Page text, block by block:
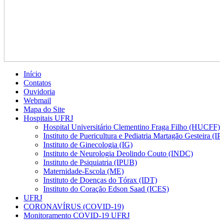
Início
Contatos
Ouvidoria
Webmail
Mapa do Site
Hospitais UFRJ
Hospital Universitário Clementino Fraga Filho (HUCFF)
Instituto de Puericultura e Pediatria Martagão Gesteira
Instituto de Ginecologia (IG)
Instituto de Neurologia Deolindo Couto (INDC)
Instituto de Psiquiatria (IPUB)
Maternidade-Escola (ME)
Instituto de Doenças do Tórax (IDT)
Instituto do Coração Edson Saad (ICES)
UFRJ
CORONAVÍRUS (COVID-19)
Monitoramento COVID-19 UFRJ